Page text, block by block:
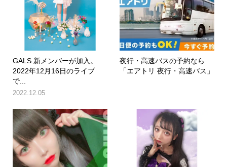
GALS 新メンバーが加入。
2022年12月16日のライブ
で...
2022.12.05
夜行・高速バスの予約なら
「エアトリ 夜行・高速バス」